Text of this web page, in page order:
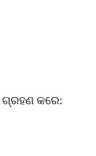
ଗ୍ରହଣ କରେ: